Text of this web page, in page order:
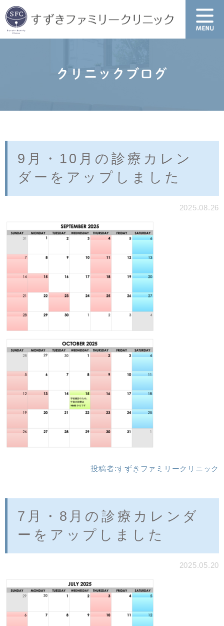
クリニックブログ
9月・10月の診療カレン
ダーをアップしました
2025.08.26
投稿者:すずきファミリークリニック
7月・8月の診療カレンダ
ーをアップしました
2025.05.20